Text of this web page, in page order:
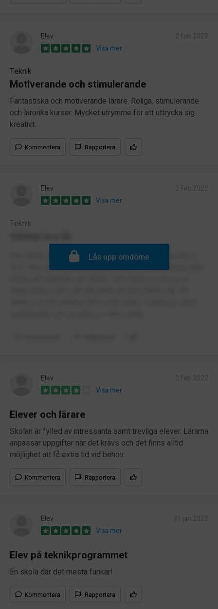
Elev
Visa mer
Teknik
Motiverande och stimulerande
Fantastiska och motiverande lärare. Roliga, stimulerande
och lärorika kurser. Mycket utrymme för att uttrycka sig
kreativt.
Kommentera Rapportera
Elev
Visa mer
Teknik
Den bästa skolan i Stockholm om man är intresserad av
tech. Alla elever är intresserade och det finns många olika
Lås upp omdöme
Elev
Visa mer
Elever och lärare
Skolan är fylled av intressanta samt trevliga elever. Lärarna
anpassar uppgifter när det krävs och det finns alltid
möjlighet att få extra tid vid behov.
Kommentera Rapportera
Elev
Visa mer
Elev på teknikprogrammet
En skola där det mesta funkar!
Kommentera Rapportera